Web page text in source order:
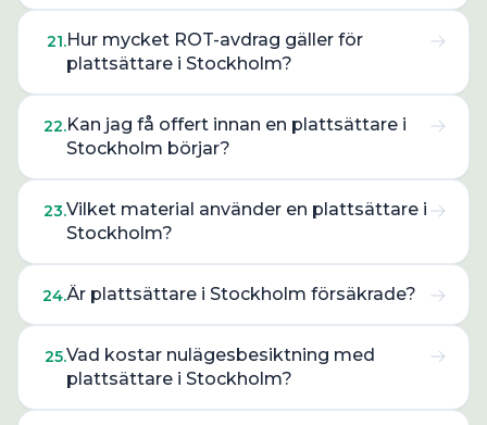
21.Hur mycket ROT-avdrag gäller för
plattsättare i Stockholm?
22.Kan jag få offert innan en plattsättare i
Stockholm börjar?
23.Vilket material använder en plattsättare i
Stockholm?
24.Är plattsättare i Stockholm försäkrade?
25.Vad kostar nulägesbesiktning med
plattsättare i Stockholm?